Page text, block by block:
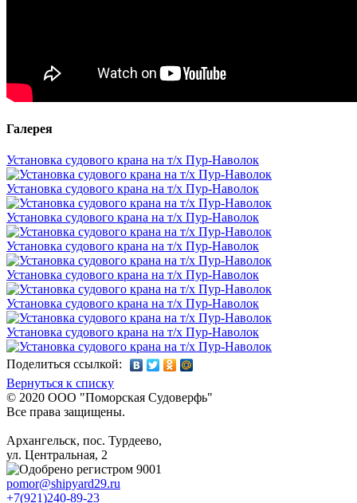
Галерея
Установка судового крана на т/х Пур-Наволок
Установка судового крана на т/х Пур-Наволок
Установка судового крана на т/х Пур-Наволок
Установка судового крана на т/х Пур-Наволок
Установка судового крана на т/х Пур-Наволок
Установка судового крана на т/х Пур-Наволок
Установка судового крана на т/х Пур-Наволок
Поделиться ссылкой:
Вернуться к списку
© 2020 ООО "Поморская Cудоверфь"
Все права защищены.
Архангельск, пос. Турдеево,
ул. Центральная, 2
pomor@shipyard29.ru
+7(921)240-89-23